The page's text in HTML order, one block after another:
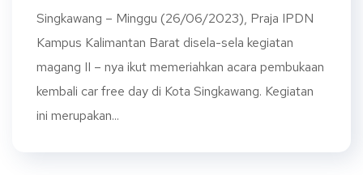
Singkawang – Minggu (26/06/2023), Praja IPDN
Kampus Kalimantan Barat disela-sela kegiatan
magang II – nya ikut memeriahkan acara pembukaan
kembali car free day di Kota Singkawang. Kegiatan
ini merupakan...